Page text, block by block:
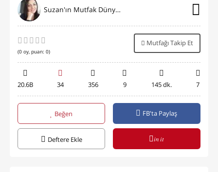
Suzan'ın Mutfak Dünyası
(0 oy, puan: 0)
Mutfağı Takip Et
20.6B 34 356 9 145 dk. 7
Beğen FB'ta Paylaş
Deftere Ekle in it